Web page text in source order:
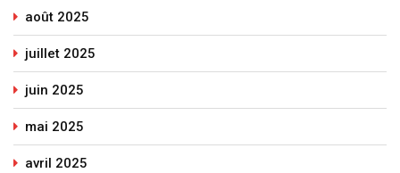
août 2025
juillet 2025
juin 2025
mai 2025
avril 2025